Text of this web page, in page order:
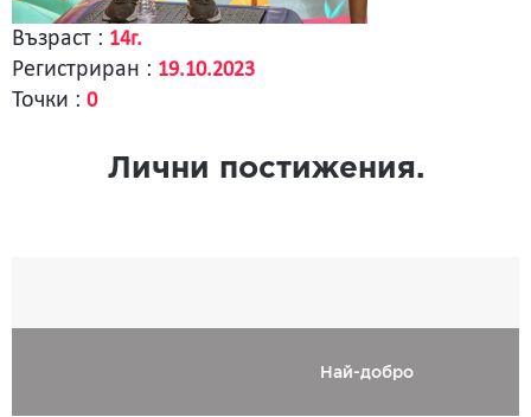
Възраст : 14г.
Регистриран : 19.10.2023
Точки : 0
Лични постижения.
Най-добро